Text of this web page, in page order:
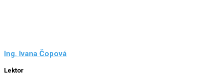
Ing. Ivana Čopová
Lektor